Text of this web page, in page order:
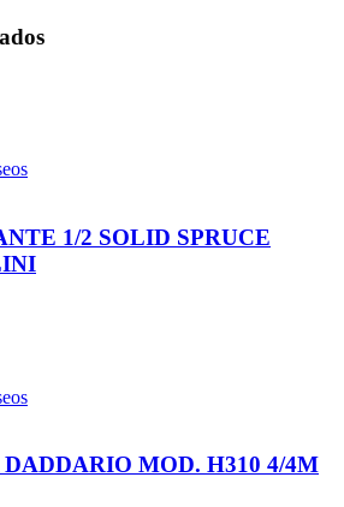
1/2 SOLID SPRUCE
MOD. H310 4/4M